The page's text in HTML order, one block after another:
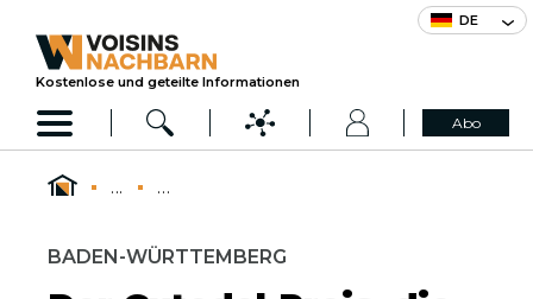
DE
Kostenlose und geteilte Informationen
Abo
... ...
BADEN-WÜRTTEMBERG